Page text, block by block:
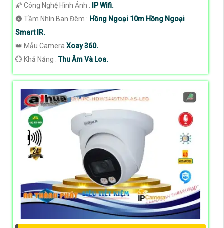
🌠 Công Nghệ Hình Ảnh :
IP Wifi.
🌚 Tầm Nhìn Ban Đêm : Hồng Ngoại 10m Hồng Ngoại
Smart IR.
👑 Mẫu Camera Xoay 360.
️💮 Khả Năng :Thu Âm Và Loa.